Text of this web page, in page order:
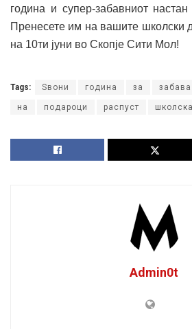
година и супер-забавниот настан
Пренесете им на вашите школски
на 10ти јуни во Скопје Сити Мол!
Tags: Sвони година за забава
на подароци распуст
Admin0t